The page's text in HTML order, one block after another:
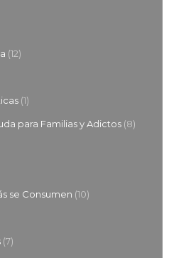
(12)
(1)
para Familias y Adictos (8)
se Consumen (10)
(7)